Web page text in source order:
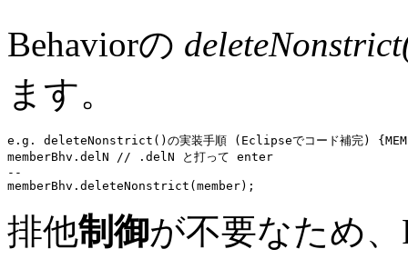
Behaviorの
ます。
e.g. deleteNonstrict()の実装手順 (Eclipseでコード補完)
memberBhv .delN
// .delN と打って enter
memberBhv . deleteNonstrict
排他制御が不要なため